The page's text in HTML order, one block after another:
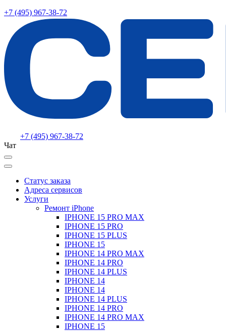
+7 (495) 967-38-72
+7 (495) 967-38-72
Чат
Статус заказа
Адреса сервисов
Услуги
Ремонт iPhone
IPHONE 15 PRO MAX
IPHONE 15 PRO
IPHONE 15 PLUS
IPHONE 15
IPHONE 14 PRO MAX
IPHONE 14 PRO
IPHONE 14 PLUS
IPHONE 14
IPHONE 14
IPHONE 14 PLUS
IPHONE 14 PRO
IPHONE 14 PRO MAX
IPHONE 15